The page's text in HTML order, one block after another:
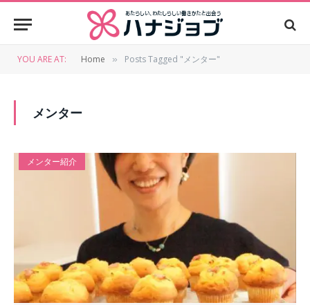
YOU ARE AT: Home » Posts Tagged "メンター"
メンター
メンター紹介